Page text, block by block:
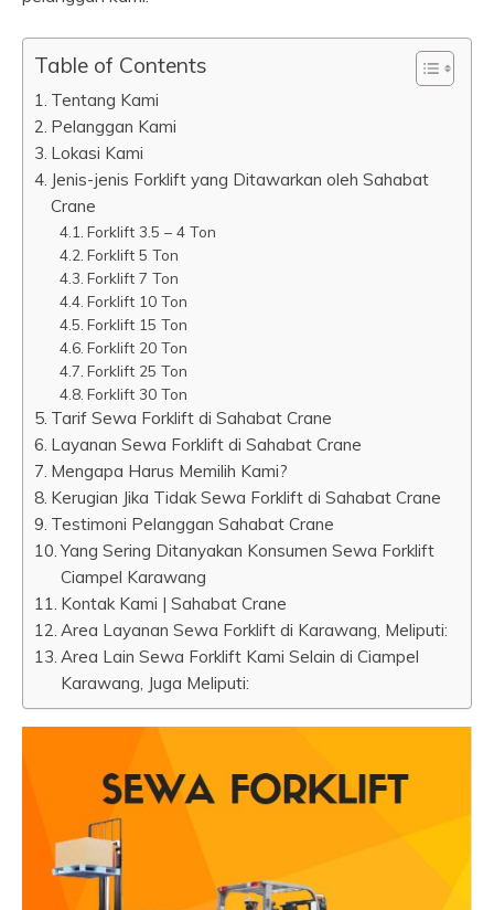
Table of Contents
Tentang Kami
Pelanggan Kami
Lokasi Kami
Jenis-jenis Forklift yang Ditawarkan oleh Sahabat
Crane
Forklift 3.5 – 4 Ton
Forklift 5 Ton
Forklift 7 Ton
Forklift 10 Ton
Forklift 15 Ton
Forklift 20 Ton
Forklift 25 Ton
Forklift 30 Ton
Tarif Sewa Forklift di Sahabat Crane
Layanan Sewa Forklift di Sahabat Crane
Mengapa Harus Memilih Kami?
Kerugian Jika Tidak Sewa Forklift di Sahabat Crane
Testimoni Pelanggan Sahabat Crane
Yang Sering Ditanyakan Konsumen Sewa Forklift
Ciampel Karawang
Kontak Kami | Sahabat Crane
Area Layanan Sewa Forklift di Karawang, Meliputi:
Area Lain Sewa Forklift Kami Selain di Ciampel
Karawang, Juga Meliputi: